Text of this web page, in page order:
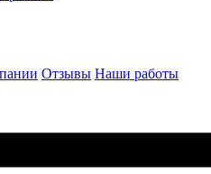
Отзывы Наши работы